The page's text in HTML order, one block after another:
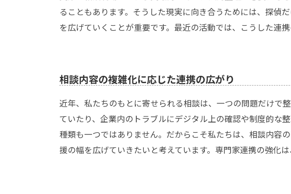
ることもあります。そうした現実に向き合うためには、探偵
を広げていくことが重要です。最近の活動では、こうした連
相談内容の複雑化に応じた連携の広がり
近年、私たちのもとに寄せられる相談は、一つの問題だけで
ていたり、企業内のトラブルにデジタル上の確認や制度的な
種類も一つではありません。だからこそ私たちは、相談内容
援の幅を広げていきたいと考えています。専門家連携の強化